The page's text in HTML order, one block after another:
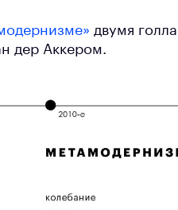
двумя
дер Аккером.